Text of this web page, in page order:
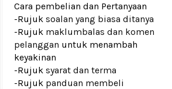
Cara pembelian dan Pertanyaan
-Rujuk soalan yang biasa ditanya
-Rujuk maklumbalas dan komen
pelanggan untuk menambah
keyakinan
-Rujuk syarat dan terma
-Rujuk panduan membeli